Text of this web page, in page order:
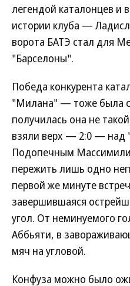
легендой каталонцев и
истории клуба —
ворота БАТЭ стал для
"Барселоны".
Победа конкурента
"Милана" — тоже была
получилась она не
взяли верх — 2:0 — над
Подопечным
пережить лишь одно
первой же минуте
завершившаяся
угол. От неминуемого
Аббьяти, в
мяч на угловой.
Конфуза можно было